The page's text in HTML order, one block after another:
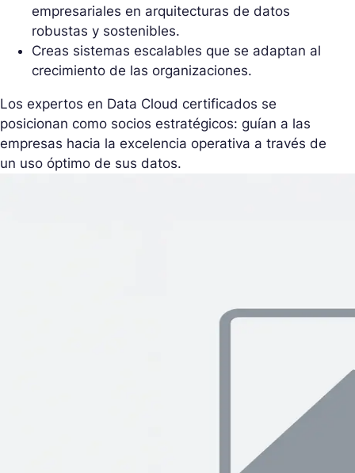
empresariales en arquitecturas de datos
robustas y sostenibles.
Creas sistemas escalables que se adaptan al
crecimiento de las organizaciones.
Los expertos en Data Cloud certificados se
posicionan como socios estratégicos: guían a las
empresas hacia la excelencia operativa a través de
un uso óptimo de sus datos.